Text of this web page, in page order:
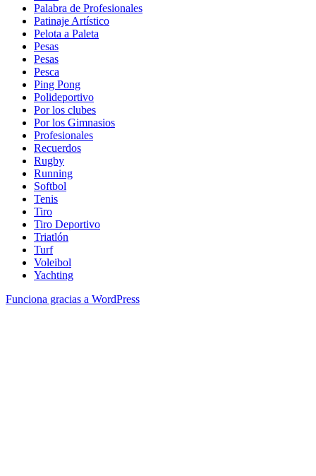
Palabra de Profesionales
Patinaje Artístico
Pelota a Paleta
Pesas
Pesas
Pesca
Ping Pong
Polideportivo
Por los clubes
Por los Gimnasios
Profesionales
Recuerdos
Rugby
Running
Softbol
Tenis
Tiro
Tiro Deportivo
Triatlón
Turf
Voleibol
Yachting
Funciona gracias a WordPress